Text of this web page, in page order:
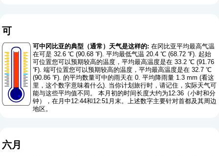
可
可中冈比亚的典型（通常）天气是这样的: 在冈比亚平均最高气温
在可是 32.6 ℃ (90.68 ℉). 平均最低气温 20.4 ℃ (68.72 ℉). 起始
可位置您可以预期较高的温度，平均最高温度是在 33.2 ℃ (91.76
℉). 端可位置您可以预期较高的温度，平均最高温度是在 32.7 ℃
(90.86 ℉). 的平均数量可中的雨天在 0. 平均降雨量 1.3 mm (看这
里，这个数字意味着什么). 当你计划旅行时，请记住，实际天气可
能与这些平均值不同。 本月初的时间长度大约为12:36（小时和分
钟），在月中12:44和12:51月末。上述数字主要针对首都及其周边
地区。
六月